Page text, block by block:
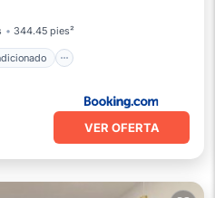
344.45 pies²
niños
VER OFERTA